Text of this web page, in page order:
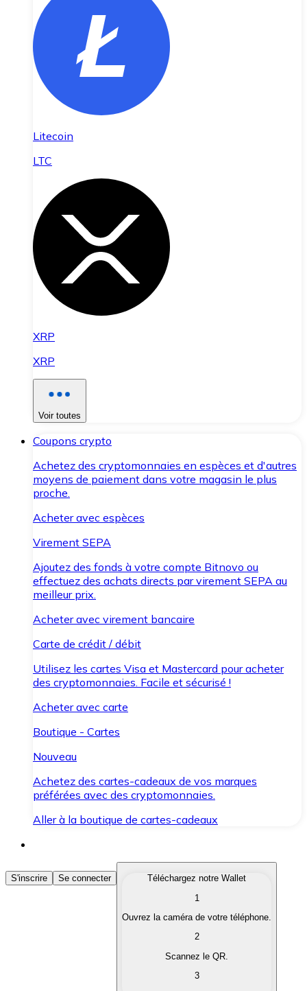
Litecoin
LTC
XRP
XRP
Voir toutes
Coupons crypto
Achetez des cryptomonnaies en espèces et d'autres
moyens de paiement dans votre magasin le plus
proche.
Acheter avec espèces
Virement SEPA
Ajoutez des fonds à votre compte Bitnovo ou
effectuez des achats directs par virement SEPA au
meilleur prix.
Acheter avec virement bancaire
Carte de crédit / débit
Utilisez les cartes Visa et Mastercard pour acheter
des cryptomonnaies. Facile et sécurisé !
Acheter avec carte
Boutique - Cartes
Nouveau
Achetez des cartes-cadeaux de vos marques
préférées avec des cryptomonnaies.
Aller à la boutique de cartes-cadeaux
Acheter des Cryptomonnaies
Achetez les cryptomonnaies qui vous intéressent
Convertissez vos cryptomonnaies en monnaie
S'inscrire Se connecter
Téléchargez notre Wallet
1
Ouvrez la caméra de votre téléphone.
2
Scannez le QR.
3